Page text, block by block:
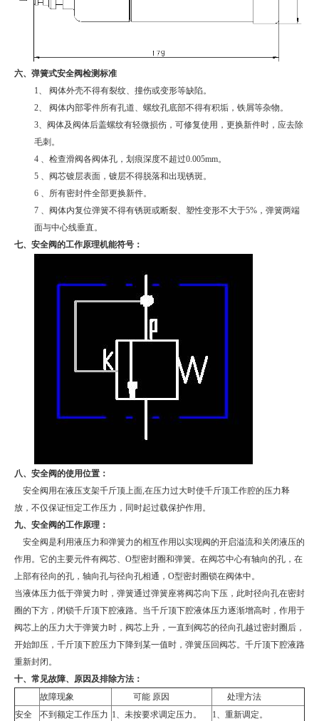
六、弹簧式安全阀检测标准
1、
阀体外壳不得有裂纹、撞伤或变形等缺陷。
2、
阀体内部零件所有孔道、螺纹孔底部不得有积垢，铁屑等杂物。
3、 阀体及阀体后盖螺纹有轻微损伤，可修复使用，更换新件时，应去除
毛刺。
4 、 检查滑阀各阀体孔，划痕深度不超过0.005mm。
5 、 阀芯镀层表面，镀层不得脱落和出现锈斑。
6 、 所有密封件全部更换新件。
7 、 阀体内复位弹簧不得有锈斑或断裂、塑性变形不大于5% ，弹簧两端
面与中心线垂直。
七、安全阀的工作原理机能符号：
八、安全阀的使用位置：
安全阀用在液压支架千斤顶上面,在压力过大时使千斤顶工作腔的压力释
放，不仅保证恒定工作压力，同时起过载保护作用。
九、安全阀的工作原理：
安全阀是利用液压力和弹簧力的相互作用以实现阀的开启溢流和关闭液压的
作用。它的主要元件有阀芯、 O型密封圈和弹簧。在阀芯中心有轴向的孔，在
上部有径向的孔，轴向孔与径向孔相通， O型密封圈锁在阀体中。
当液体压力低于弹簧力时，弹簧通过弹簧座将阀芯向下压，此时径向孔在密封
圈的下方，闭锁千斤顶下腔液路。当千斤顶下腔液体压力逐渐增高时，作用于
阀芯上的压力大于弹簧力时，阀芯上升，一直到阀芯的径向孔越过密封圈后，
开始卸压，千斤顶下腔压力下降到某一值时，弹簧压回阀芯。千斤顶下腔液路
重新封闭。
十、常见故障、原因及排除方法：
故障现象
可能 原因
处理方法
安全
不到额定工作压力 1、未按要求调定压力。
1、重新调定。